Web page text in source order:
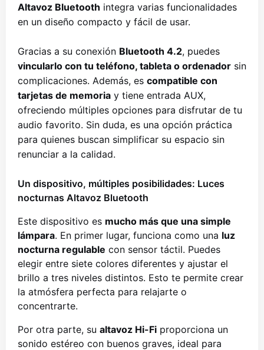
Altavoz Bluetooth integra varias funcionalidades
en un diseño compacto y fácil de usar.
Gracias a su conexión Bluetooth 4.2, puedes
vincularlo con tu teléfono, tableta o ordenador sin
complicaciones. Además, es compatible con
tarjetas de memoria y tiene entrada AUX,
ofreciendo múltiples opciones para disfrutar de tu
audio favorito. Sin duda, es una opción práctica
para quienes buscan simplificar su espacio sin
renunciar a la calidad.
Un dispositivo, múltiples posibilidades: Luces
nocturnas Altavoz Bluetooth
Este dispositivo es mucho más que una simple
lámpara. En primer lugar, funciona como una luz
nocturna regulable con sensor táctil. Puedes
elegir entre siete colores diferentes y ajustar el
brillo a tres niveles distintos. Esto te permite crear
la atmósfera perfecta para relajarte o
concentrarte.
Por otra parte, su altavoz Hi-Fi proporciona un
sonido estéreo con buenos graves, ideal para